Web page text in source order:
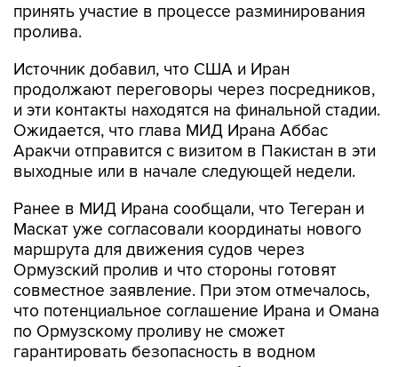
принять участие в процессе разминирования
пролива.
Источник добавил, что США и Иран
продолжают переговоры через посредников,
и эти контакты находятся на финальной стадии.
Ожидается, что глава МИД Ирана Аббас
Аракчи отправится с визитом в Пакистан в эти
выходные или в начале следующей недели.
Ранее в МИД Ирана сообщали, что Тегеран и
Маскат уже согласовали координаты нового
маршрута для движения судов через
Ормузский пролив и что стороны готовят
совместное заявление. При этом отмечалось,
что потенциальное соглашение Ирана и Омана
по Ормузскому проливу не сможет
гарантировать безопасность в водном